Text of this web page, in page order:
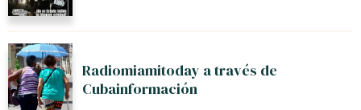
Radiomiamitoday a través de
Cubainformación